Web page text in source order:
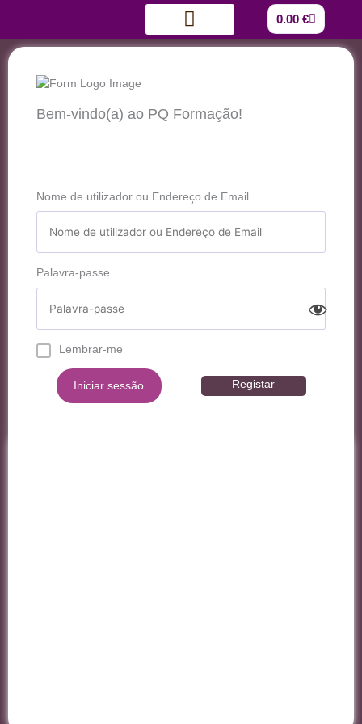
content
0.00 €Cart
Bem-vindo(a) ao PQ Formação!
Nome de utilizador ou Endereço de Email
Palavra-passe
Lembrar-me
Iniciar sessão Registar